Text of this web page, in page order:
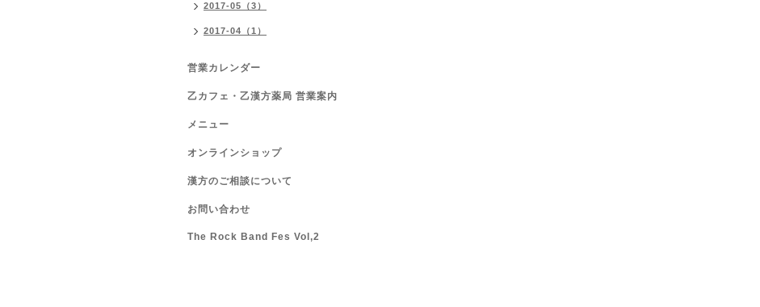
2017-05（3）
2017-04（1）
営業カレンダー
乙カフェ・乙漢方薬局 営業案内
メニュー
オンラインショップ
漢方のご相談について
お問い合わせ
The Rock Band Fes Vol,2